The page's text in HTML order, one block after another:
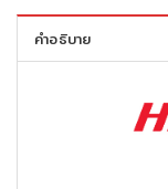
คำอธิบาย